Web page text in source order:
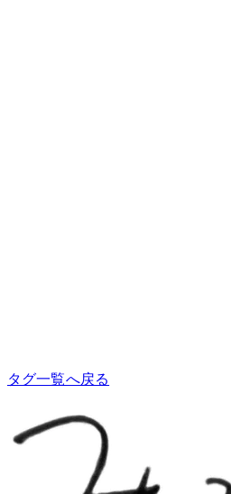
タグ一覧へ戻る